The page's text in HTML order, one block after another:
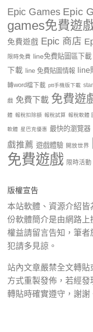
Epic Games Epic
games免費遊
免費遊戲 Epic 商店
限時免費 line免費貼圖區下載
下載
line 免費貼圖情報 line
轉word檔下載 ptt手機版下載
戲 免費下載 免費遊
體 報稅扣除額 報稅試算 報稅軟體
軟體 星巴克優惠 最快的瀏覽器
戲推薦 遊戲體驗 開放世界
免費遊戲 限時活動
版權宣告
本站軟體、資源介紹
份軟體簡介是由網路
權益請留言告知，筆
犯請多見諒。
站內文章嚴禁全文轉
方式重製發佈，若經
轉貼時確實遵守，謝謝